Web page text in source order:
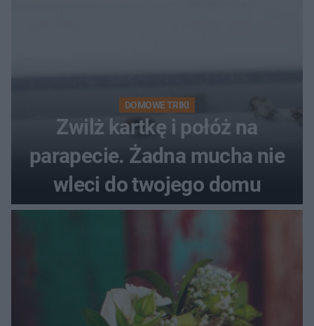
DOMOWE TRIKI
Zwilż kartkę i połóż na
parapecie. Żadna mucha nie
wleci do twojego domu